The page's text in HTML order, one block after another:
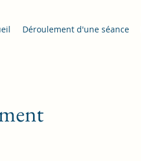
Déroulement d'une séance